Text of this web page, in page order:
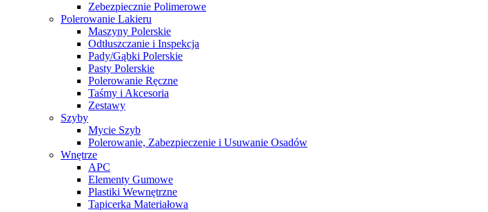
Zebezpiecznie Polimerowe
Polerowanie Lakieru
Maszyny Polerskie
Odtłuszczanie i Inspekcja
Pady/Gąbki Polerskie
Pasty Polerskie
Polerowanie Ręczne
Taśmy i Akcesoria
Zestawy
Szyby
Mycie Szyb
Polerowanie, Zabezpieczenie i Usuwanie Osadów
Wnętrze
APC
Elementy Gumowe
Plastiki Wewnętrzne
Tapicerka Materiałowa